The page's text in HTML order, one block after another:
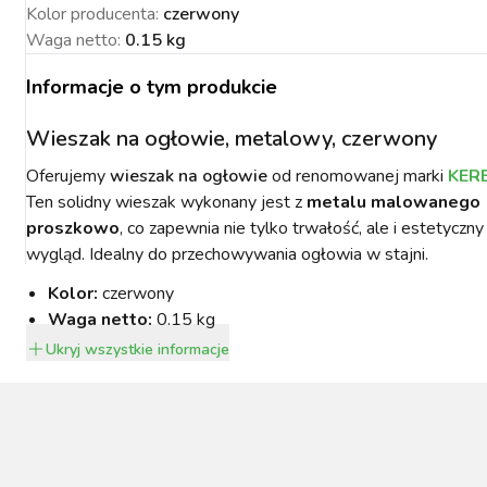
ARTYKUŁY
TECHNICZNE
ZAKISZANIE
DO
KONIA
PAKUJEMY SIĘ NA
ZAWODY
ZWALCZANIE
SZKODNIKÓW
MUCHY W STAJNI.
ROŚLIN
DO
URZĄDZENIA
POMIAROWE
WETERYNARIA
PSY KOTY
Kolor producenta: czerwony
Waga netto: 0.15 kg
Informacje o tym produkcie
Wieszak na ogłowie, metalowy, czerwony
Oferujemywieszak na ogłowieod renomowanej marki
Ten solidny wieszak wykonany jest z metalu malowanego
proszkowo, co zapewnia nie tylko trwałość, ale i estetyczny
wygląd. Idealny do przechowywania ogłowia w stajni.
Kolor: czerwony
Waga netto: 0.15 kg
Ukryj wszystkie informacje